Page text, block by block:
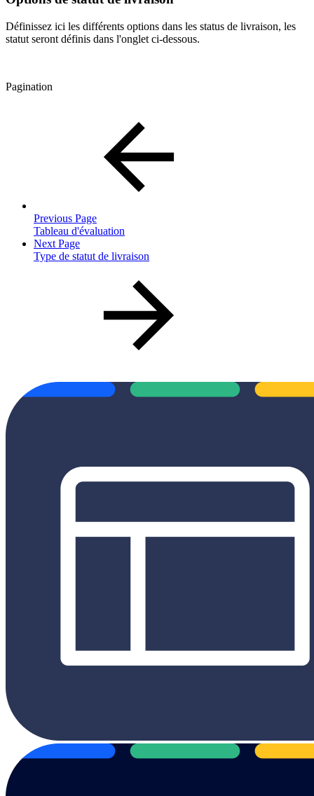
Définissez ici les différents options dans les status de livraison, les
statut seront définis dans l'onglet ci-dessous.
Pagination
Previous Page
Tableau d'évaluation
Next Page
Type de statut de livraison